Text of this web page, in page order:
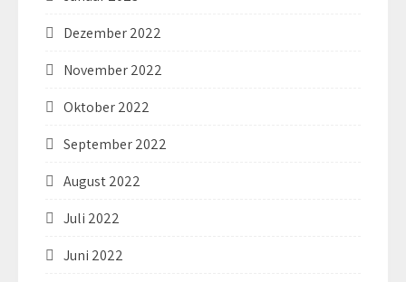
Dezember 2022
November 2022
Oktober 2022
September 2022
August 2022
Juli 2022
Juni 2022